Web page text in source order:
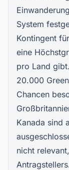
System
Kontingent
eine
pro Land
20.000
Chancen
Kanada sind
nicht